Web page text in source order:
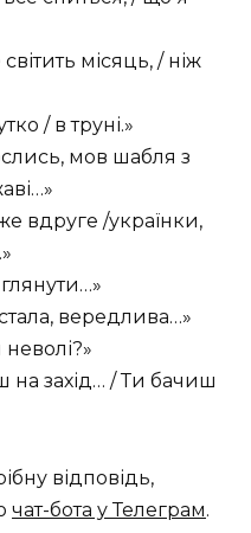
місяць, / ніж
/ в труні.»
мов шабля з
вдруге /українки,
вередлива…»
на захід… / Ти бачиш
відповідь,
чат-бота у Телеграм.